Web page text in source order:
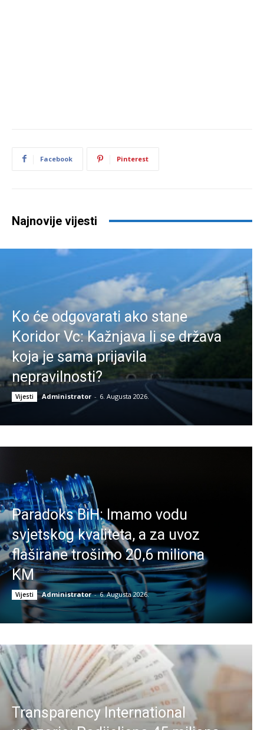
Facebook Pinterest
Najnovije vijesti
Ko će odgovarati ako stane
Koridor Vc: Kažnjava li se država
koja je sama prijavila
nepravilnosti?
Vijesti Administrator - 6. Augusta 2026.
Paradoks BiH: Imamo vodu
svjetskog kvaliteta, a za uvoz
flaširane trošimo 20,6 miliona
KM
Vijesti Administrator - 6. Augusta 2026.
Transparency International